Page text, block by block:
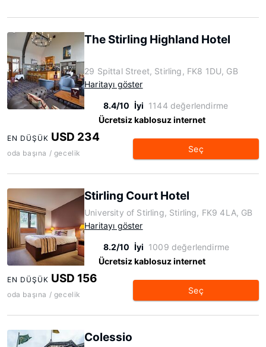
The Stirling Highland Hotel
29 Spittal Street, Stirling, FK8 1DU, GB
Haritayı göster
8.4/10 İyi 1144 değerlendirme
Ücretsiz kablosuz internet
EN DÜŞÜK USD 234
oda başına / gecelik Seç
Stirling Court Hotel
University of Stirling, Stirling, FK9 4LA, GB
Haritayı göster
8.2/10 İyi 1009 değerlendirme
Ücretsiz kablosuz internet
EN DÜŞÜK USD 156
oda başına / gecelik Seç
Colessio